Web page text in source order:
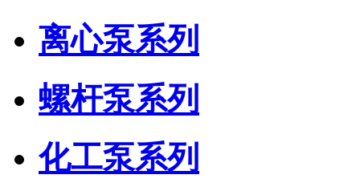
离心泵系列
螺杆泵系列
化工泵系列